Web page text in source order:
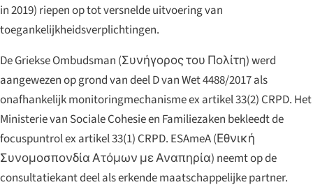
in 2019) riepen op tot versnelde uitvoering van
toegankelijkheidsverplichtingen.
De Griekse Ombudsman (Συνήγορος του Πολίτη) werd
aangewezen op grond van deel D van Wet 4488/2017 als
onafhankelijk monitoringmechanisme ex artikel 33(2) CRPD. Het
Ministerie van Sociale Cohesie en Familiezaken bekleedt de
focuspuntrol ex artikel 33(1) CRPD. ESAmeA (Εθνική
Συνομοσπονδία Ατόμων με Αναπηρία) neemt op de
consultatiekant deel als erkende maatschappelijke partner.